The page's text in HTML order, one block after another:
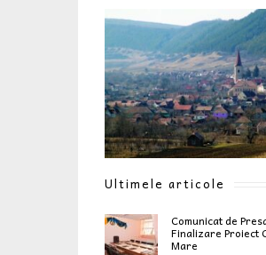
Ultimele articole
Comunicat de
Finalizare Proiect
Mare